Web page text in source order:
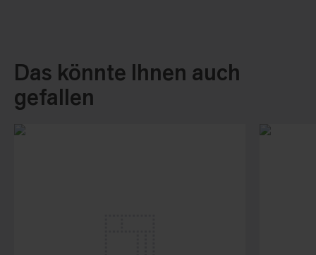
Das könnte Ihnen auch
gefallen